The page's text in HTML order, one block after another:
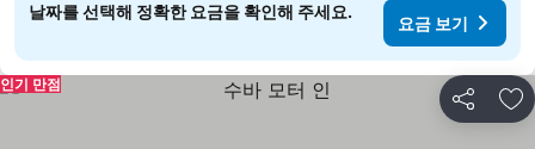
날짜를 선택해 정확한 요금을 확인해 주세요.
요금 보기
공유 즐
인기 만점